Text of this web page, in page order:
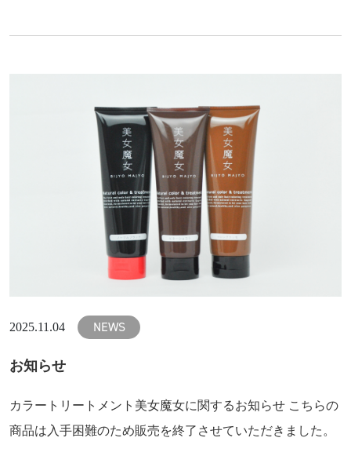
2025.11.04 NEWS
お知らせ
カラートリートメント美女魔女に関するお知らせ こちらの
商品は入手困難のため販売を終了させていただきました。